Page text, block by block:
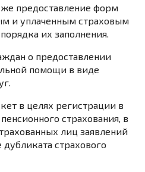
предоставление форм
и уплаченным страховым
их заполнения.
о предоставлении
помощи в виде
в целях регистрации в
страхования, в
лиц заявлений
страхового